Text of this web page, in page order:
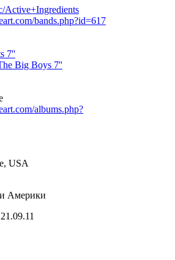
Active+Ingredients
bands.php?id=617
7''
Big Boys 7''
albums.php?
USA
Америки
21.09.11